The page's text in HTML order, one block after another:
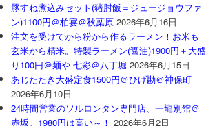
豚すね煮込みセット(猪肘飯＝ジュージョウファ
ン)1100円＠柏宴＠秋葉原 2026年6月16日
注文を受けてから粉から作るラーメン！お米も
玄米から精米。特製ラーメン(醤油)1900円＋大盛
り100円＠麺や 七彩＠八丁堀 2026年6月15日
あじたたき大盛定食1500円＠ひげ勘＠神保町
2026年6月10日
24時間営業のソルロンタン専門店、一龍別館＠
赤坂。1980円は高い～！ 2026年6月2日